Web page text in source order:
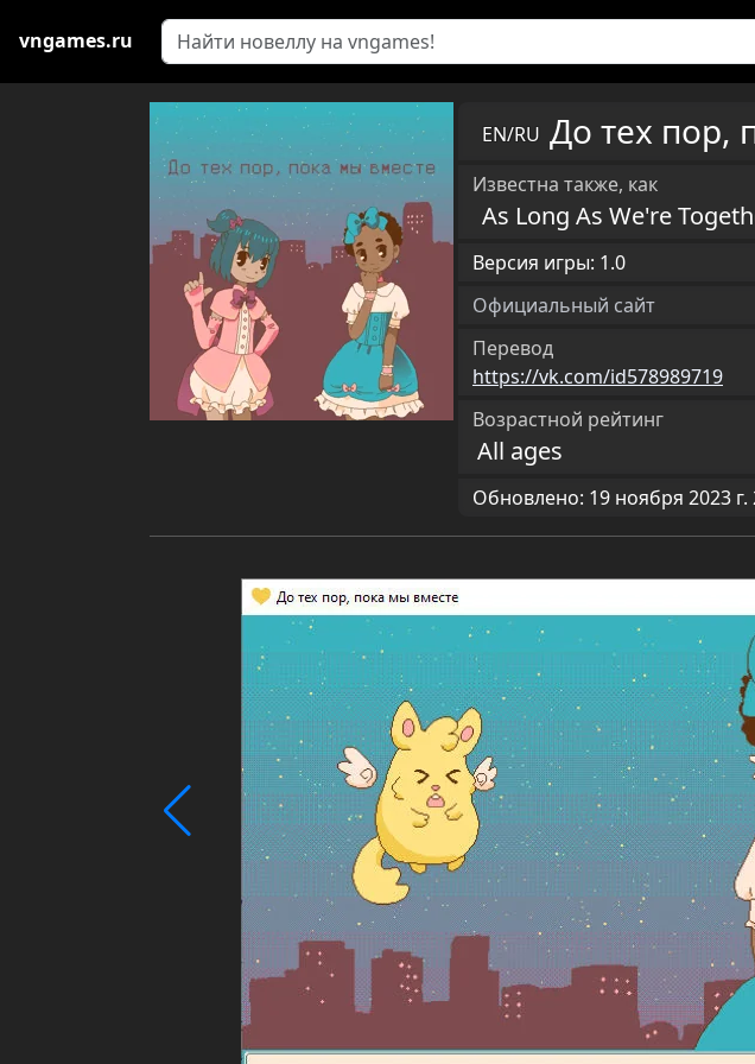
vngames.ru
EN/RU До тех пор,
Известна также, как
As Long As We're
Версия игры: 1.0
Официальный сайт
Перевод
https://vk.com/id578989719
Возрастной рейтинг
All ages
Обновлено: 19 ноября 2023 г.